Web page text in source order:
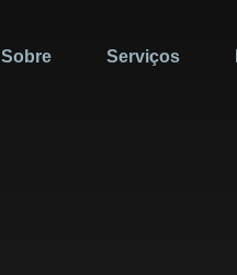
Sobre Serviços